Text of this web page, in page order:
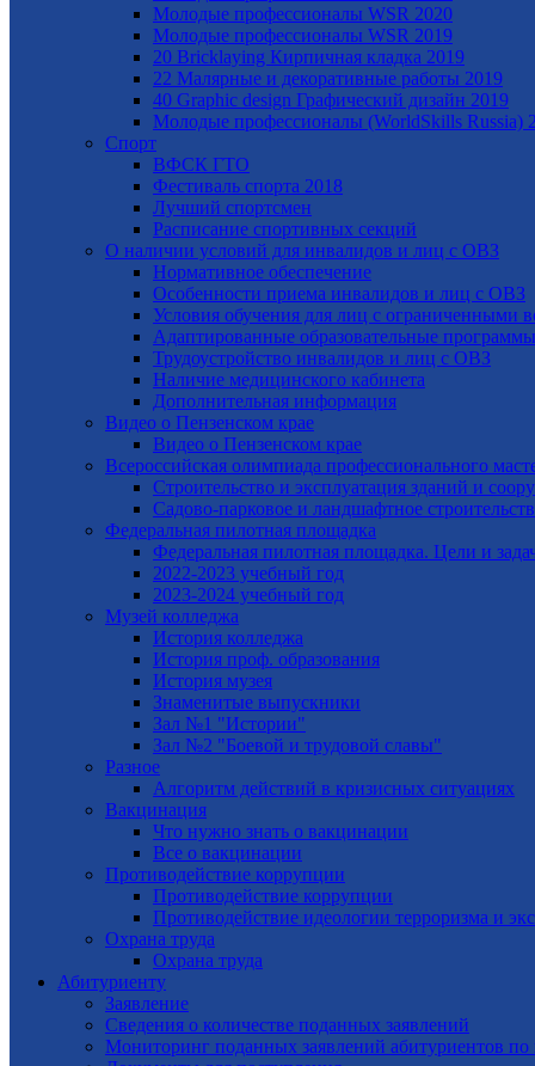
Молодые профессионалы WSR 2020
Молодые профессионалы WSR 2019
20 Bricklaying Кирпичная кладка 2019
22 Малярные и декоративные работы 2019
40 Graphic design Графический дизайн 2019
Молодые профессионалы (WorldSkills Russia)
Спорт
ВФСК ГТО
Фестиваль спорта 2018
Лучший спортсмен
Расписание спортивных секций
О наличии условий для инвалидов и лиц с ОВЗ
Нормативное обеспечение
Особенности приема инвалидов и лиц с ОВЗ
Условия обучения для лиц с ограниченными
Адаптированные образовательные
Трудоустройство инвалидов и лиц с ОВЗ
Наличие медицинского кабинета
Дополнительная информация
Видео о Пензенском крае
Видео о Пензенском крае
Всероссийская олимпиада профессионального
Строительство и эксплуатация зданий и
Садово-парковое и ландшафтное
Федеральная пилотная площадка
Федеральная пилотная площадка. Цели и
2022-2023 учебный год
2023-2024 учебный год
Музей колледжа
История колледжа
История проф. образования
История музея
Знаменитые выпускники
Зал №1 "Истории"
Зал №2 "Боевой и трудовой славы"
Разное
Алгоритм действий в кризисных ситуациях
Вакцинация
Что нужно знать о вакцинации
Все о вакцинации
Противодействие коррупции
Противодействие коррупции
Противодействие идеологии терроризма и
Охрана труда
Охрана труда
Абитуриенту
Заявление
Cведения о количестве поданных заявлений
Мониторинг поданных заявлений абитуриентов